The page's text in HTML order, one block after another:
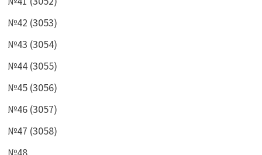
№42 (3053)
№43 (3054)
№44 (3055)
№45 (3056)
№46 (3057)
№47 (3058)